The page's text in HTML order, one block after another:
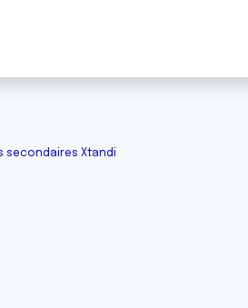
secondaires Xtandi